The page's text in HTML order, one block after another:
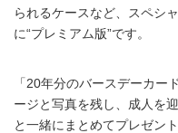
られるケースなど、スペシ
に“プレミアム版”です。
「20年分のバースデーカー
ージと写真を残し、成人を
と一緒にまとめてプレゼン